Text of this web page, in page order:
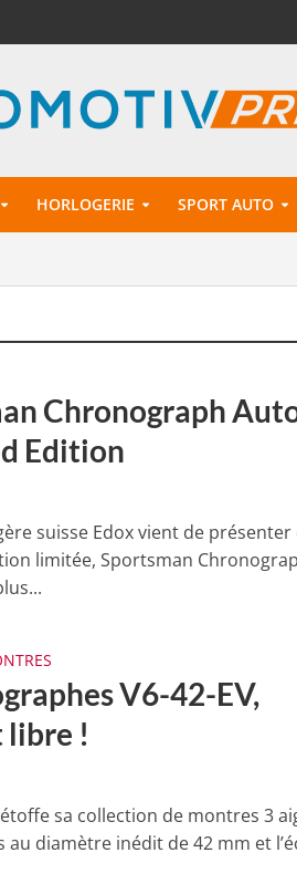
HORLOGERIE SPORT AUTO
Chronograph
Edition
suisse Edox vient de présenter
limitée, Sportsman
V6-42-EV,
libre !
sa collection de montres 3
au diamètre inédit de 42 mm et